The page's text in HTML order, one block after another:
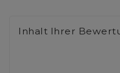
Inhalt Ihrer